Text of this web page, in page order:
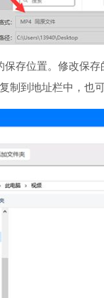
位置。修改保存
制到地址栏中，也